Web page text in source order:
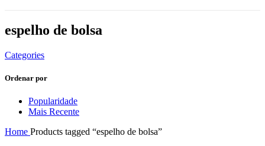
espelho de bolsa
Categories
Ordenar por
Popularidade
Mais Recente
Home Products tagged “espelho de bolsa”